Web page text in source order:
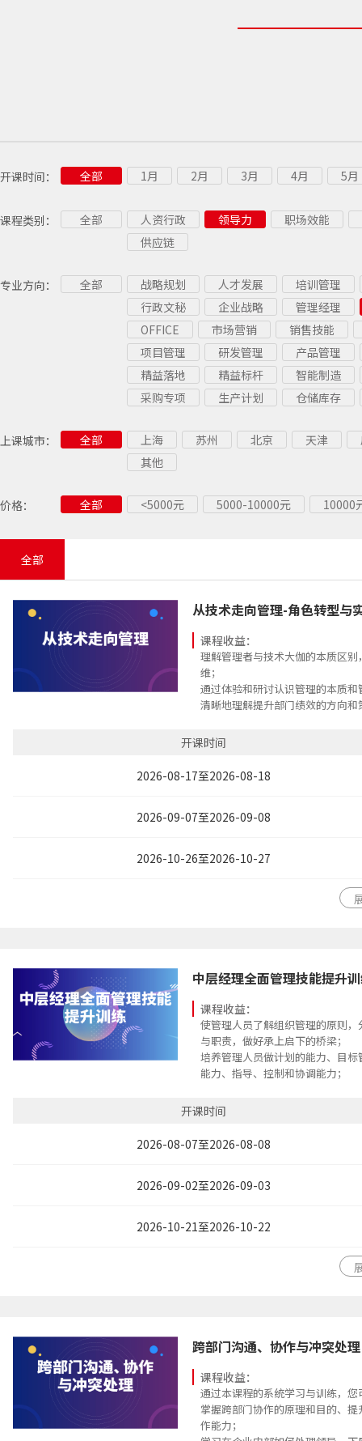
开课时间： 全部 1月 2月 3月 4月 5月
课程类别： 全部 人资行政 领导力
职场效能
供应链
专业方向： 全部 战略规划 人才发展
培训管理
行政文秘
企业战略
管理经理
OFFICE
市场营销
销售技能
项目管理
研发管理
产品管理
精益落地
精益标杆
智能制造
采购专项
生产计划 仓储库存
上课城市： 全部 上海 苏州 北京 天津
其他
价格： 全部 <5000元 5000-10000元 10000
全部
从技术走向管理-角色转型与
课程收益：
理解管理者与技术大伽的本质区
维；
通过体验和研讨认识管理的本质
清晰地理解提升部门绩效的方向和
务-能力需求的关系，发展个人能
开课时间
2026-08-17至2026-08-18
2026-09-07至2026-09-08
2026-10-26至2026-10-27
中层经理全面管理技能提升
课程收益：
使管理人员了解组织管理的原则
与职责，做好承上启下的桥梁；
培养管理人员做计划的能力、目
能力、指导、控制和协调能力；
下属，并给予工作授权；
知人善任，带人带心，学习激励部
认识沟通的重要性，掌握高效沟通
织内无障碍的沟通环境；
导艺术，增强自己的领导魅力；
开课时间
2026-08-07至2026-08-08
2026-09-02至2026-09-03
2026-10-21至2026-10-22
跨部门沟通、协作与冲突处理
课程收益：
通过本课程的系统学习与训练，您
掌握跨部门协作的原理和目的、
作能力；